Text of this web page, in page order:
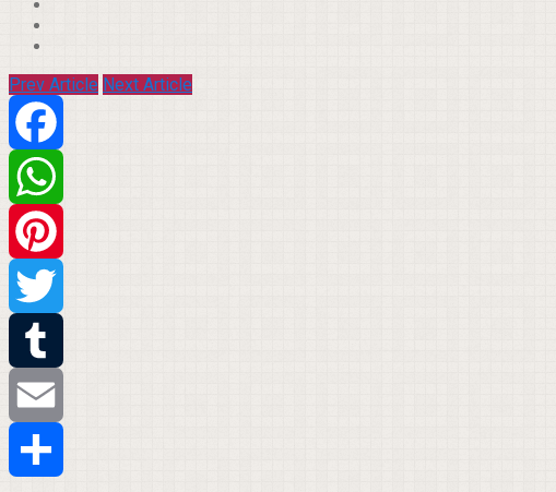
Prev Article Next Article
Facebook
WhatsApp
Pinterest
Twitter
Tumblr
Email